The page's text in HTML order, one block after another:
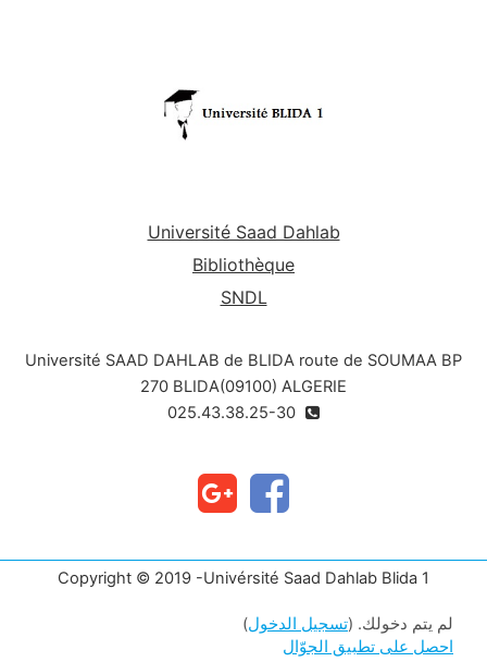
Université Saad Dahlab
Bibliothèque
SNDL
Université SAAD DAHLAB de BLIDA route de SOUMAA BP
270 BLIDA(09100) ALGERIE
Copyright © 2019 -Univérsité Saad Dahlab Blida 1
لم يتم دخولك. (تسجيل الدخول)
احصل على تطبيق الجوّال